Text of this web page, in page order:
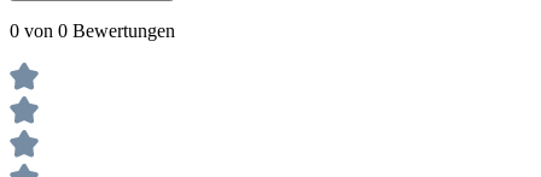
0 von 0 Bewertungen